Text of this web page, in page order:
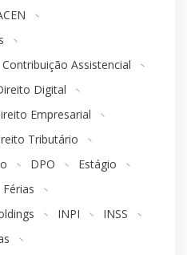
Contribuição Assistencial
Digital
Empresarial
Tributário
DPO
Estágio
Férias
INPI
INSS